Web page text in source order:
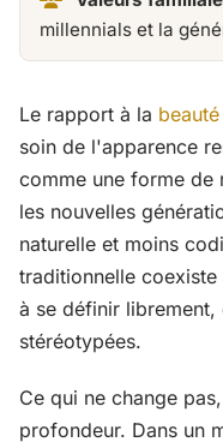
millennials et la
Le rapport à la
soin de l'apparence
comme une forme
les nouvelles
naturelle et moins
traditionnelle
à se définir librement,
stéréotypées.
Ce qui ne change
profondeur. Dans un